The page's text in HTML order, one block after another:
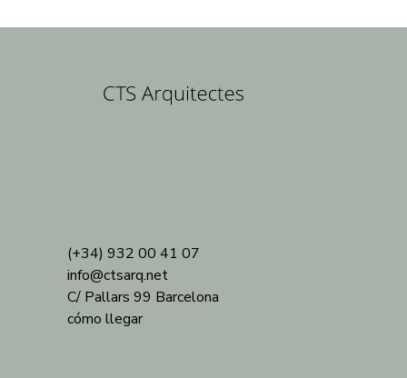
(+34) 932 00 41 07
info@ctsarq.net
C/ Pallars 99 Barcelona
cómo llegar